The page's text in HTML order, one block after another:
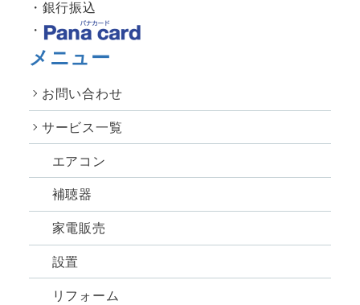
銀行振込
メニュー
お問い合わせ
サービス一覧
エアコン
補聴器
家電販売
設置
リフォーム